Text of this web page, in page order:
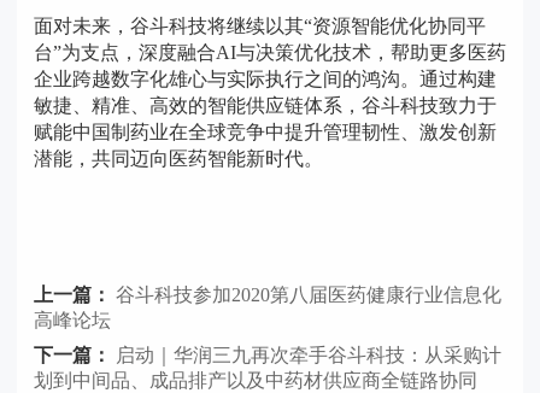
面对未来，谷斗科技将继续以其“资源智能优化协同平
台”为支点，深度融合AI与决策优化技术，帮助更多医药
企业跨越数字化雄心与实际执行之间的鸿沟。通过构建
敏捷、精准、高效的智能供应链体系，谷斗科技致力于
赋能中国制药业在全球竞争中提升管理韧性、激发创新
潜能，共同迈向医药智能新时代。
上一篇： 谷斗科技参加2020第八届医药健康行业信息化
高峰论坛
下一篇：
启动｜华润三九再次牵手谷斗科技：从采购计
划到中间品、成品排产以及中药材供应商全链路协同